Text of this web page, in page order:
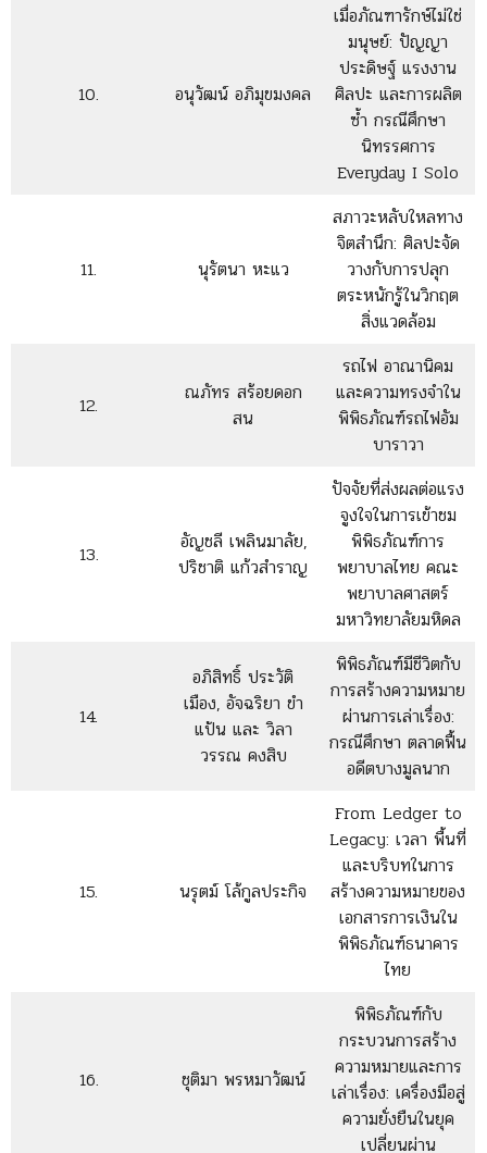
10. อนุวัฒน์ อภิมุขมงคล
เมื่อภัณฑารักษ์ไม่ใช่
มนุษย์: ปัญญา
ประดิษฐ์ แรงงาน
ศิลปะ และการผลิต
ซ้ำ กรณีศึกษา
นิทรรศการ
Everyday I Solo
11. นุรัตนา หะแว
สภาวะหลับใหลทาง
จิตสำนึก: ศิลปะจัด
วางกับการปลุก
ตระหนักรู้ในวิกฤต
สิ่งแวดล้อม
12.
ณภัทร สร้อยดอก
สน
รถไฟ อาณานิคม
และความทรงจำใน
พิพิธภัณฑ์รถไฟอัม
บาราวา
13.
อัญชลี เพลินมาลัย,
ปริชาติ แก้วสำราญ
ปัจจัยที่ส่งผลต่อแรง
จูงใจในการเข้าชม
พิพิธภัณฑ์การ
พยาบาลไทย คณะ
พยาบาลศาสตร์
มหาวิทยาลัยมหิดล
14.
อภิสิทธิ์ ประวัติ
เมือง, อัจฉริยา ขำ
แป้น และ วิลา
วรรณ คงสิบ
พิพิธภัณฑ์มีชีวิตกับ
การสร้างความหมาย
ผ่านการเล่าเรื่อง:
กรณีศึกษา ตลาดฟื้น
อดีตบางมูลนาก
15. นรุตม์ โล้กูลประกิจ
From Ledger to
Legacy: เวลา พื้นที่
และบริบทในการ
สร้างความหมายของ
เอกสารการเงินใน
พิพิธภัณฑ์ธนาคาร
ไทย
16. ชุติมา พรหมาวัฒน์
พิพิธภัณฑ์กับ
กระบวนการสร้าง
ความหมายและการ
เล่าเรื่อง: เครื่องมือสู่
ความยั่งยืนในยุค
เปลี่ยนผ่าน